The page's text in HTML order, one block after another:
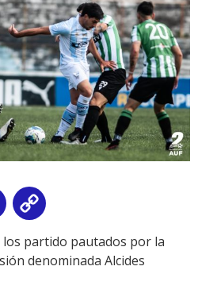
Email
Link
partido pautados por la
denominada Alcides